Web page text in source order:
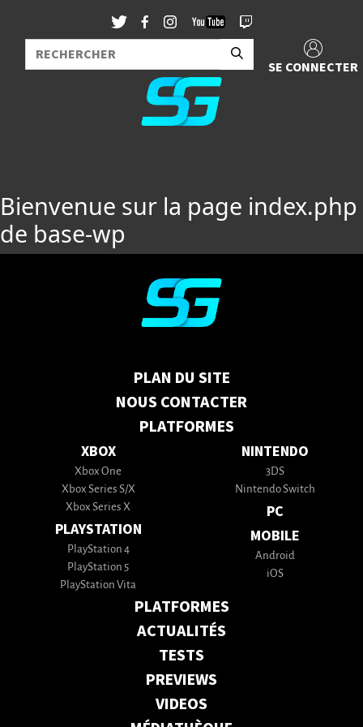
SE CONNECTER
Bienvenue sur la page index.php
de base-wp
PLAN DU SITE
NOUS CONTACTER
PLATFORMES
XBOX
Xbox One
Xbox Series S/X
Xbox Series X
PLAYSTATION
PlayStation 4
PlayStation 5
PlayStation Vita
NINTENDO
3DS
Nintendo Switch
PC
MOBILE
Android
iOS
PLATFORMES
ACTUALITÉS
TESTS
PREVIEWS
VIDEOS